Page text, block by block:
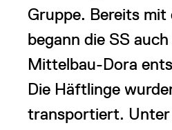
Gruppe. Bereits
begann die SS
Mittelbau-Dora
Die Häftlinge
transportiert. Unter